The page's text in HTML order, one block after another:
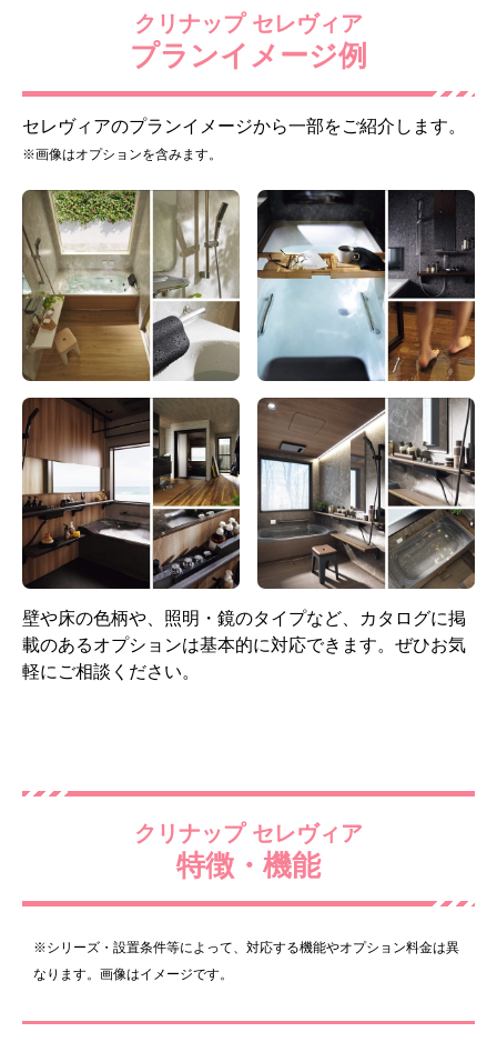
フルカラー[チェッポグレ
ージュ]
ストレートラグーン浴槽
[人工大理石/クレルホワイ
エプロン
ミディアムウッド
標準仕様モデル
浴槽排水栓
ポップアップ栓
標準仕様モデル
風呂フタ・風呂フタフッ
薄型断熱組フタ(2枚割)+3
点フック[ホワイト]
標準仕様モデル
ドア
標準仕様モデル
水栓・シャワー ミラー
クリナップ セレヴィア
プランイメージ例
セレヴィアのプランイメージから一部をご紹介します。
※画像はオプションを含みます。
壁や床の色柄や、照明・鏡のタイプなど、カタログに掲
載のあるオプションは基本的に対応できます。ぜひお気
軽にご相談ください。
クリナップ セレヴィア
特徴・機能
※シリーズ・設置条件等によって、対応する機能やオプション料金は異
なります。画像はイメージです。